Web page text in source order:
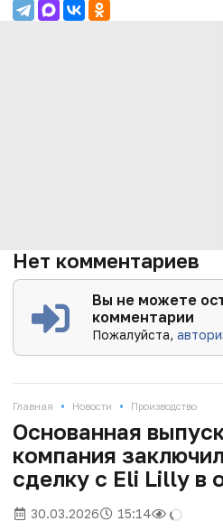
Нет комментариев
Вы не можете
комментарии
Пожалуйста,
Главная • Новости • Производство
Основанная
компания
сделку с Eli Lilly в
30.03.2026 15:14